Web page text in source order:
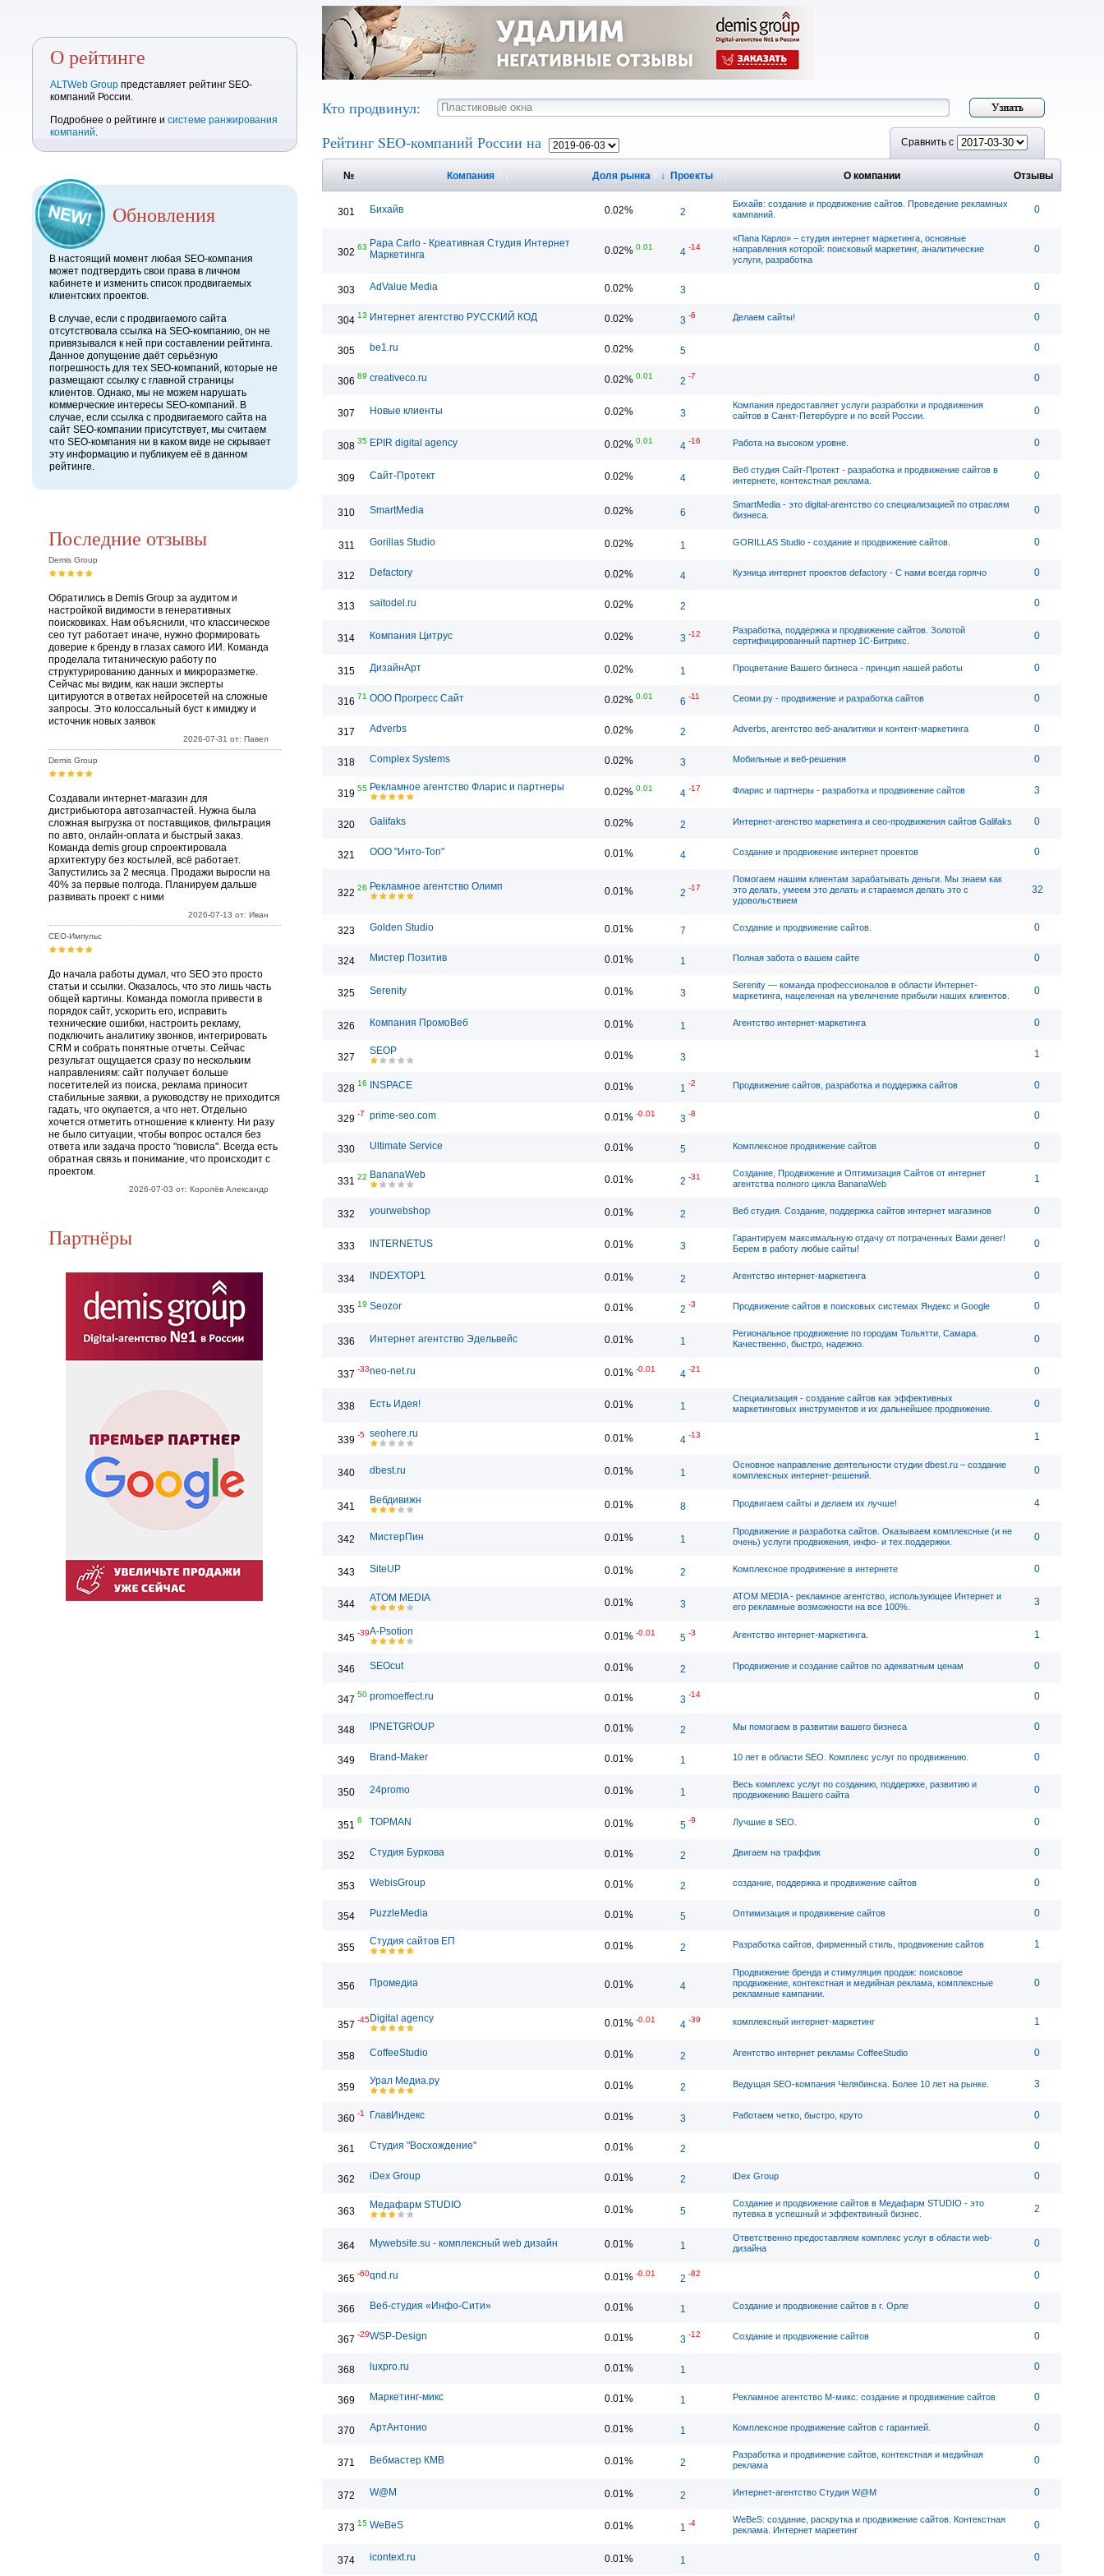
О рейтинге
ALTWeb Group представляет рейтинг SEO-
компаний России.
Подробнее о рейтинге и системе ранжирования
компаний.
Обновления
В настоящий момент любая SEO-компания
может подтвердить свои права в личном
кабинете и изменить список продвигаемых
клиентских проектов.
В случае, если с продвигаемого сайта
отсутствовала ссылка на SEO-компанию, он не
привязывался к ней при составлении рейтинга.
Данное допущение даёт серьёзную
погрешность для тех SEO-компаний, которые не
размещают ссылку с главной страницы
клиентов. Однако, мы не можем нарушать
коммерческие интересы SEO-компаний. В
случае, если ссылка с продвигаемого сайта на
сайт SEO-компании присутствует, мы считаем
что SEO-компания ни в каком виде не скрывает
эту информацию и публикуем её в данном
рейтинге.
Последние отзывы
Demis Group
Обратились в Demis Group за аудитом и
настройкой видимости в генеративных
поисковиках. Нам объяснили, что классическое
сео тут работает иначе, нужно формировать
доверие к бренду в глазах самого ИИ. Команда
проделала титаническую работу по
структурированию данных и микроразметке.
Сейчас мы видим, как наши эксперты
цитируются в ответах нейросетей на сложные
запросы. Это колоссальный буст к имиджу и
источник новых заявок
2026-07-31 от: Павел
Demis Group
Создавали интернет-магазин для
дистрибьютора автозапчастей. Нужна была
сложная выгрузка от поставщиков, фильтрация
по авто, онлайн-оплата и быстрый заказ.
Команда demis group спроектировала
архитектуру без костылей, всё работает.
Запустились за 2 месяца. Продажи выросли на
40% за первые полгода. Планируем дальше
развивать проект с ними
2026-07-13 от: Иван
СЕО-Импульс
До начала работы думал, что SEO это просто
статьи и ссылки. Оказалось, что это лишь часть
общей картины. Команда помогла привести в
порядок сайт, ускорить его, исправить
технические ошибки, настроить рекламу,
подключить аналитику звонков, интегрировать
CRM и собрать понятные отчеты. Сейчас
результат ощущается сразу по нескольким
направлениям: сайт получает больше
посетителей из поиска, реклама приносит
стабильные заявки, а руководству не приходится
гадать, что окупается, а что нет. Отдельно
хочется отметить отношение к клиенту. Ни разу
не было ситуации, чтобы вопрос остался без
ответа или задача просто "повисла". Всегда есть
обратная связь и понимание, что происходит с
проектом.
2026-07-03 от: Королёв Александр
Партнёры
Кто продвинул:
Рейтинг SEO-компаний России на
Сравнить с
№ Компания Доля рынка ↓ Проекты О компании Отзывы
301 Бихайв 0.02% 2
Бихайв: cоздание и продвижение сайтов. Проведение рекламных
кампаний.
0
302 63 Papa Carlo - Креативная Студия Интернет
Маркетинга
0.02% 0.01 4 -14
«Папа Карло» – студия интернет маркетинга, основные
направления которой: поисковый маркетинг, аналитические
услуги, разработка
0
303 AdValue Media 0.02% 3 0
304 13 Интернет агентство РУССКИЙ КОД 0.02% 3 -6 Делаем сайты! 0
305 be1.ru 0.02% 5 0
306 89 creativeco.ru 0.02% 0.01 2 -7 0
307 Новые клиенты 0.02% 3
Компания предоставляет услуги разработки и продвижения
сайтов в Санкт-Петербурге и по всей России.
0
308 35 EPIR digital agency 0.02% 0.01 4 -16 Работа на высоком уровне. 0
309 Сайт-Протект 0.02% 4
Веб студия Сайт-Протект - разработка и продвижение сайтов в
интернете, контекстная реклама.
0
310 SmartMedia 0.02% 6
SmartMedia - это digital-агентство со специализацией по отраслям
бизнеса.
0
311 Gorillas Studio 0.02% 1 GORILLAS Studio - создание и продвижение сайтов. 0
312 Defactory 0.02% 4 Кузница интернет проектов defactory - C нами всегда горячо 0
313 saitodel.ru 0.02% 2 0
314 Компания Цитрус 0.02% 3 -12
Разработка, поддержка и продвижение сайтов. Золотой
сертифицированный партнер 1С-Битрикс.
0
315 ДизайнАрт 0.02% 1 Процветание Вашего бизнеса - принцип нашей работы 0
316 71 ООО Прогресс Сайт 0.02% 0.01 6 -11 Сеоми.ру - продвижение и разработка сайтов 0
317 Adverbs 0.02% 2 Adverbs, агентство веб-аналитики и контент-маркетинга 0
318 Complex Systems 0.02% 3 Мобильные и веб-решения 0
319 55 Рекламное агентство Фларис и партнеры 0.02% 0.01 4 -17 Фларис и партнеры - разработка и продвижение сайтов 3
320 Galifaks 0.02% 2 Интернет-агенство маркетинга и сео-продвижения сайтов Galifaks 0
321 ООО "Инто-Топ" 0.01% 4 Создание и продвижение интернет проектов 0
322 26 Рекламное агентство Олимп 0.01% 2 -17
Помогаем нашим клиентам зарабатывать деньги. Мы знаем как
это делать, умеем это делать и стараемся делать это с
удовольствием
32
323 Golden Studio 0.01% 7 Создание и продвижение сайтов. 0
324 Мистер Позитив 0.01% 1 Полная забота о вашем сайте 0
325 Serenity 0.01% 3
Serenity — команда профессионалов в области Интернет-
маркетинга, нацеленная на увеличение прибыли наших клиентов.
0
326 Компания ПромоВеб 0.01% 1 Агентство интернет-маркетинга 0
327
SEOP 0.01% 3 1
328 16 INSPACE 0.01% 1 -2 Продвижение сайтов, разработка и поддержка сайтов 0
329 -7 prime-seo.com 0.01% -0.01 3 -8 0
330 Ultimate Service 0.01% 5 Комплексное продвижение сайтов 0
331 22 BananaWeb 0.01% 2 -31
Создание, Продвижение и Оптимизация Сайтов от интернет
агентства полного цикла BananaWeb
1
332 yourwebshop 0.01% 2 Веб студия. Создание, поддержка сайтов интернет магазинов 0
333 INTERNETUS 0.01% 3
Гарантируем максимальную отдачу от потраченных Вами денег!
Берем в работу любые сайты!
0
334 INDEXTOP1 0.01% 2 Агентство интернет-маркетинга 0
335 19 Seozor 0.01% 2 -3 Продвижение сайтов в поисковых системах Яндекс и Google 0
336 Интернет агентство Эдельвейс 0.01% 1
Региональное продвижение по городам Тольятти, Самара.
Качественно, быстро, надежно.
0
337 -33neo-net.ru 0.01% -0.01 4 -21 0
338 Есть Идея! 0.01% 1
Специализация - создание сайтов как эффективных
маркетинговых инструментов и их дальнейшее продвижение.
0
339 -5 seohere.ru 0.01% 4 -13 1
340 dbest.ru 0.01% 1
Основное направление деятельности студии dbest.ru – создание
комплексных интернет-решений.
0
341
Вебдивижн 0.01% 8 Продвигаем сайты и делаем их лучше! 4
342 МистерПин 0.01% 1
Продвижение и разработка сайтов. Оказываем комплексные (и не
очень) услуги продвижения, инфо- и тех.поддержки.
0
343 SiteUP 0.01% 2 Комплексное продвижение в интернете 0
344
ATOM MEDIA 0.01% 3
АТОМ MEDIA - рекламное агентство, использующее Интернет и
его рекламные возможности на все 100%.
3
345 -39A-Psotion 0.01% -0.01 5 -3 Агентство интернет-маркетинга. 1
346 SEOcut 0.01% 2 Продвижение и создание сайтов по адекватным ценам 0
347 50 promoeffect.ru 0.01% 3 -14 0
348 IPNETGROUP 0.01% 2 Мы помогаем в развитии вашего бизнеса 0
349 Brand-Maker 0.01% 1 10 лет в области SEO. Комплекс услуг по продвижению. 0
350 24promo 0.01% 1
Весь комплекс услуг по созданию, поддержке, развитию и
продвижению Вашего сайта
0
351 6 TOPMAN 0.01% 5 -9 Лучшие в SEO. 0
352 Студия Буркова 0.01% 2 Двигаем на траффик 0
353 WebisGroup 0.01% 2 создание, поддержка и продвижение сайтов 0
354 PuzzleMedia 0.01% 5 Оптимизация и продвижение сайтов 0
355
Студия сайтов ЕП 0.01% 2 Разработка сайтов, фирменный стиль, продвижение сайтов 1
356 Промедиа 0.01% 4
Продвижение бренда и стимуляция продаж: поисковое
продвижение, контекстная и медийная реклама, комплексные
рекламные кампании.
0
357 -45Digital agency 0.01% -0.01 4 -39 комплексный интернет-маркетинг 1
358 CoffeeStudio 0.01% 2 Агентство интернет рекламы CoffeeStudio 0
359
Урал Медиа.ру 0.01% 2 Ведущая SEO-компания Челябинска. Более 10 лет на рынке. 3
360 -1 ГлавИндекс 0.01% 3 Работаем четко, быстро, круто 0
361 Студия "Восхождение" 0.01% 2 0
362 iDex Group 0.01% 2 iDex Group 0
363
Медафарм STUDIO 0.01% 5
Создание и продвижение сайтов в Медафарм STUDIO - это
путевка в успешный и эффектвиный бизнес.
2
364 Mywebsite.su - комплексный web дизайн 0.01% 1
Ответственно предоставляем комплекс услуг в области web-
дизайна
0
365 -60qnd.ru 0.01% -0.01 2 -82 0
366 Веб-студия «Инфо-Сити» 0.01% 1 Создание и продвижение сайтов в г. Орле 0
367 -29WSP-Design 0.01% 3 -12 Создание и продвижение сайтов 0
368 luxpro.ru 0.01% 1 0
369 Маркетинг-микс 0.01% 1 Рекламное агентство М-микс: создание и продвижение сайтов 0
370 АртАнтонио 0.01% 1 Комплексное продвижение сайтов с гарантией. 0
371 Вебмастер КМВ 0.01% 2
Разработка и продвижение сайтов, контекстная и медийная
реклама
0
372 W@M 0.01% 2 Интернет-агентство Студия W@M 0
373 15 WeBeS 0.01% 1 -4
WeBeS: создание, раскрутка и продвижение сайтов. Контекстная
реклама. Интернет маркетинг
0
374 icontext.ru 0.01% 1 0